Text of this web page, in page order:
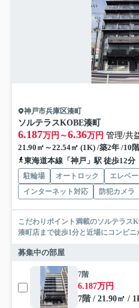
神戸市兵庫区湊町
ソルテラスKOBE湊町
6.187万円～6.36万円 管理/共
21.90㎡～22.54㎡ (1K) /築2年 /10
東海道本線「神戸」駅 徒歩12分
駐輪場 オートロック エレベ
インターネット対応
防犯カメラ
こだわりポイント満載のソルテラス
湊町店まで徒歩1分と近場にコンビ
募集中の部屋
7階
6.187万円
7階 / 21.90㎡ /